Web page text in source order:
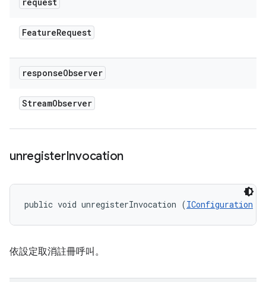
FeatureRequest
responseObserver
StreamObserver
unregisterInvocation
public void unregisterInvocation (IConfiguration
依設定取消註冊呼叫。